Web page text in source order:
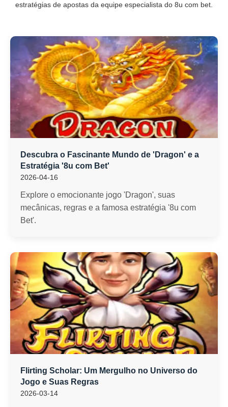
estratégias de apostas da equipe especialista do 8u com bet.
Descubra o Fascinante Mundo de 'Dragon' e a
Estratégia '8u com Bet'
2026-04-16
Explore o emocionante jogo 'Dragon', suas
mecânicas, regras e a famosa estratégia '8u com
Bet'.
Flirting Scholar: Um Mergulho no Universo do
Jogo e Suas Regras
2026-03-14